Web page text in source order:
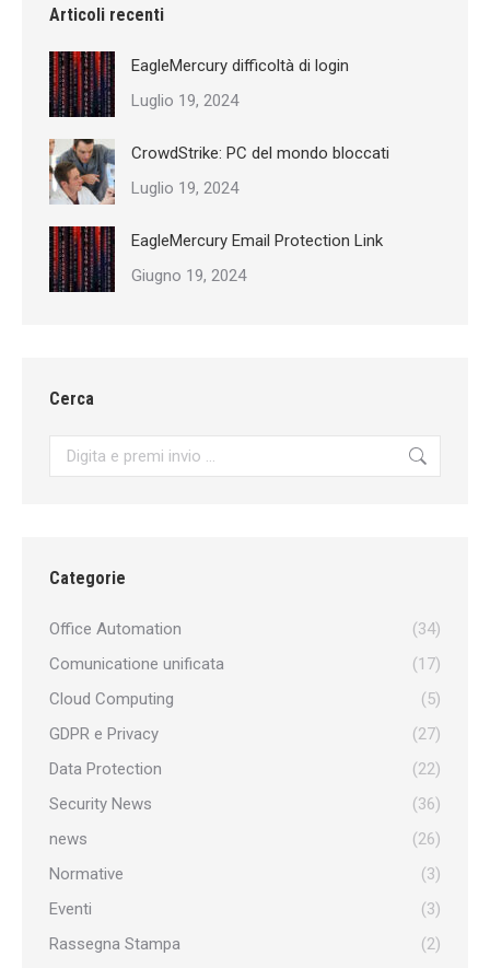
Articoli recenti
EagleMercury difficoltà di login
Luglio 19, 2024
CrowdStrike: PC del mondo bloccati
Luglio 19, 2024
EagleMercury Email Protection Link
Giugno 19, 2024
Cerca
Search:
Categorie
Office Automation
(34)
Comunicatione unificata
(17)
Cloud Computing
(5)
GDPR e Privacy
(27)
Data Protection
(22)
Security News
(36)
news
(26)
Normative
(3)
Eventi
(3)
Rassegna Stampa
(2)